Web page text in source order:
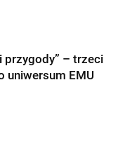
przygody” – trzeci
uniwersum EMU